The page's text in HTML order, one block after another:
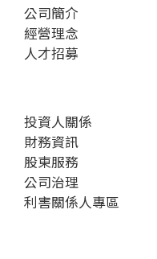
公司簡介
經營理念
人才招募
投資人關係
財務資訊
股東服務
公司治理
利害關係人專區